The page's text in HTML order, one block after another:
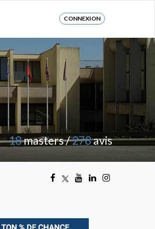
CONNEXION
18masters /278avis